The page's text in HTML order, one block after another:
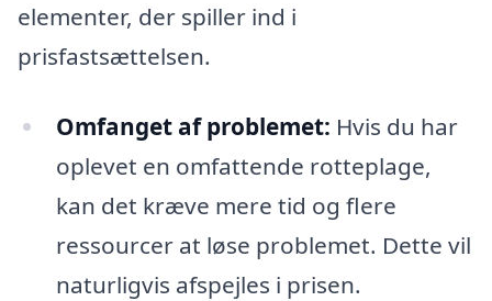
elementer, der spiller ind i
prisfastsættelsen.
Omfanget af problemet: Hvis du har
oplevet en omfattende rotteplage,
kan det kræve mere tid og flere
ressourcer at løse problemet. Dette vil
naturligvis afspejles i prisen.